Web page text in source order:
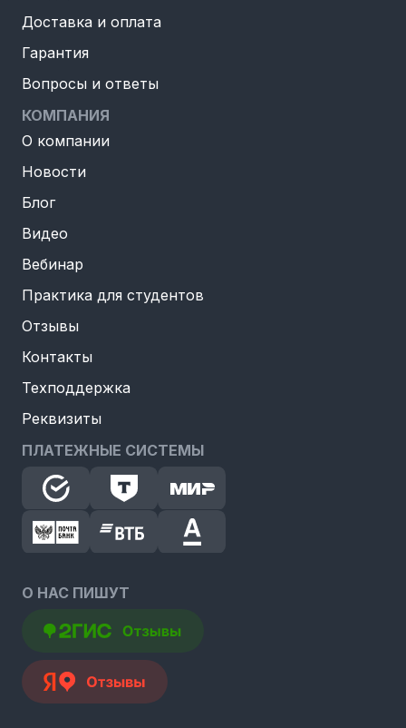
Доставка и оплата
Гарантия
Вопросы и ответы
КОМПАНИЯ
О компании
Новости
Блог
Видео
Вебинар
Практика для студентов
Отзывы
Контакты
Техподдержка
Реквизиты
ПЛАТЕЖНЫЕ СИСТЕМЫ
О НАС ПИШУТ